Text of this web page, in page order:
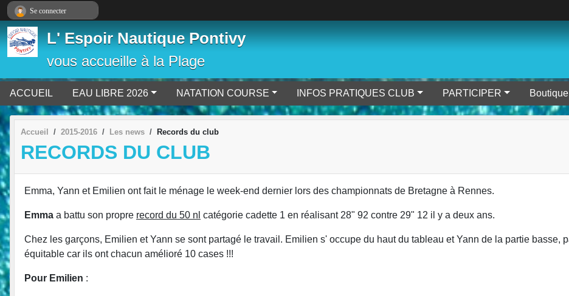
L' Espoir Nautique Pontivy
vous accueille à la Plage
ACCUEIL EAU LIBRE 2026 NATATION COURSE INFOS PRATIQUES CLUB PARTICIPER
Accueil 2015-2016 Les news Records du club
RECORDS DU CLUB
Emma, Yann et Emilien ont fait le ménage le week-end dernier lors des championnats de Bretagne à Rennes.
Emma a battu son propre record du 50 nl catégorie cadette 1 en réalisant 28" 92 contre 29" 12 il y a deux ans.
Chez les garçons, Emilien et Yann se sont partagé le travail. Emilien s' occupe du haut du tableau et Yann de la partie basse,
équitable car ils ont chacun amélioré 10 cases !!!
Pour Emilien :
Se connecter
Panneau de gestion des cookies